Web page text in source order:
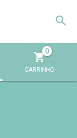
CARRINHO
0